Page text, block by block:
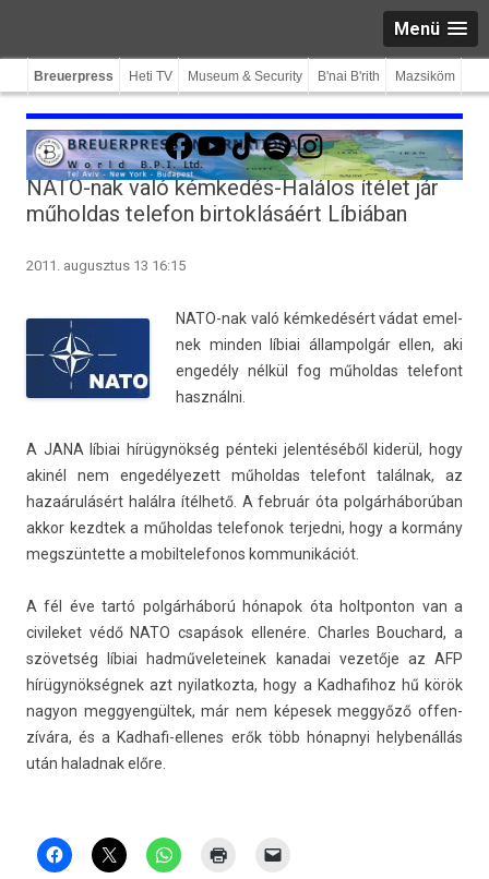
Menü
Breuerpress Heti TV Museum & Security B'nai B'rith Mazsiköm
Facebook
YouTube
TikTokSpotifyInstagram
NATO-nak való kémkedés-Halálos ítélet jár
műholdas telefon birtoklásáért Líbiában
2011. augusztus 13 16:15
NATO-nak való kémkedésért vádat em­el­
nek mind­en líbiai állam­polgár ellen, aki
engedély nélkül fog műhol­das telefont
használni.
A JANA líbiai hírügynökség pénteki jelen­téséből kiderül, hogy
akinél nem en­gedélyezett műhol­das telefont találnak, az
hazaárulásért halálra ítélhető. A február óta polgárháborúban
akkor kezdtek a műhol­das telefonok ter­jedni, hogy a kormány
megszün­tette a mobil­telefonos kom­munikációt.
A fél éve tartó polgárháború hónapok óta holtpon­ton van a
civileket védő NATO csapások ellenére. Char­les Bouc­hard, a
szövetség líbiai had­műveleteinek kanadai vezetője az AFP
hírügynökségnek azt nyilat­kozta, hogy a Kad­hafihoz hű körök
nagyon meg­gyen­gültek, már nem képesek meggyőző of­fen­
zívára, és a Kadhafi-ellenes erők több hónap­nyi helybenál­lás
után halad­nak előre.